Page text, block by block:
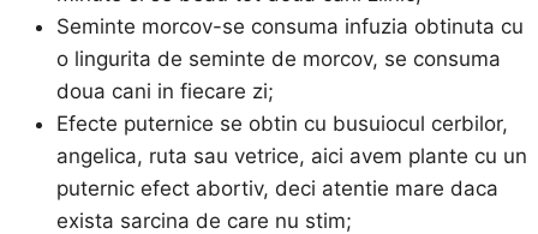
Seminte morcov-se consuma infuzia obtinuta cu
o lingurita de seminte de morcov, se consuma
doua cani in fiecare zi;
Efecte puternice se obtin cu busuiocul cerbilor,
angelica, ruta sau vetrice, aici avem plante cu un
puternic efect abortiv, deci atentie mare daca
exista sarcina de care nu stim;